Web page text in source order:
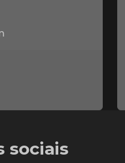
sociais